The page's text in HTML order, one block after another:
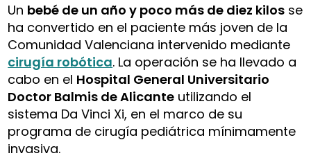
Un bebé de un año y poco más de diez kilos se
ha convertido en el paciente más joven de la
Comunidad Valenciana intervenido mediante
cirugía robótica. La operación se ha llevado a
cabo en el Hospital General Universitario
Doctor Balmis de Alicante utilizando el
sistema Da Vinci Xi, en el marco de su
programa de cirugía pediátrica mínimamente
invasiva.